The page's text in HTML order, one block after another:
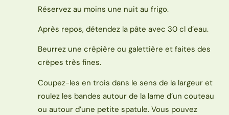
Réservez au moins une nuit au frigo.
Après repos, détendez la pâte avec 30 cl d’eau.
Beurrez une crêpière ou galettière et faites des
crêpes très fines.
Coupez-les en trois dans le sens de la largeur et
roulez les bandes autour de la lame d’un couteau
ou autour d’une petite spatule. Vous pouvez